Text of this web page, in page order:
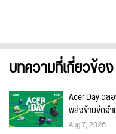
บทความที่เกี่ยวข้อง
Acer Day ฉล
พลังข้ามขีดจ
Aug 7, 2026